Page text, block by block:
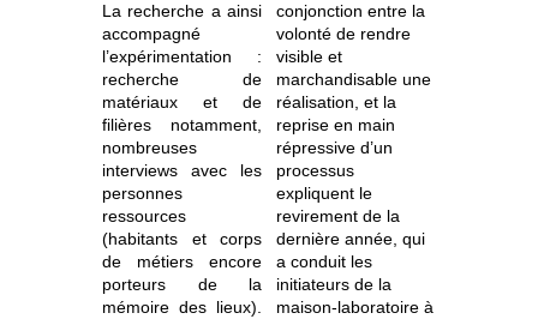
La recherche a ainsi
accompagné
l’expérimentation :
recherche de
matériaux et de
filières notamment,
nombreuses
interviews avec les
personnes
ressources
(habitants et corps
de métiers encore
porteurs de la
mémoire des lieux).
conjonction entre la
volonté de rendre
visible et
marchandisable une
réalisation, et la
reprise en main
répressive d’un
processus
expliquent le
revirement de la
dernière année, qui
a conduit les
initiateurs de la
maison-laboratoire à